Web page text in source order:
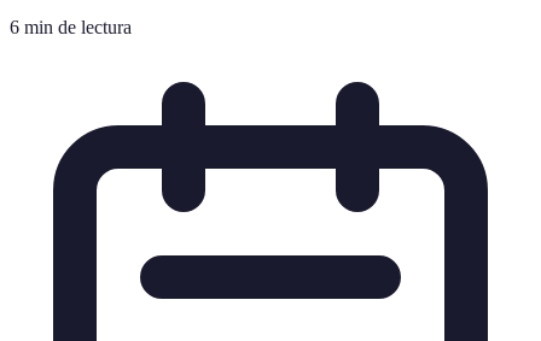
6 min de lectura